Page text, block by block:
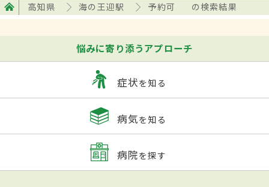
高知県 海の王迎駅 予約可 の検索結果
悩みに寄り添うアプローチ
症状を知る
病気を知る
病院を探す